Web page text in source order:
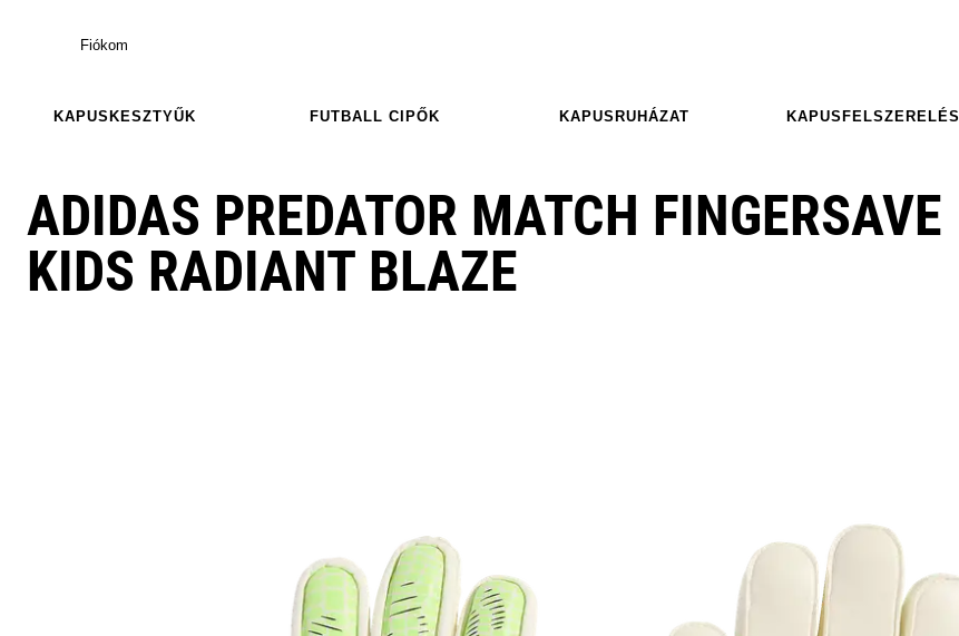
Fiókom
KAPUSKESZTYŰK FUTBALL CIPŐK KAPUSRUHÁZAT KAPUSFELSZERELÉS
ADIDAS PREDATOR MATCH FINGERSAVE
KIDS RADIANT BLAZE